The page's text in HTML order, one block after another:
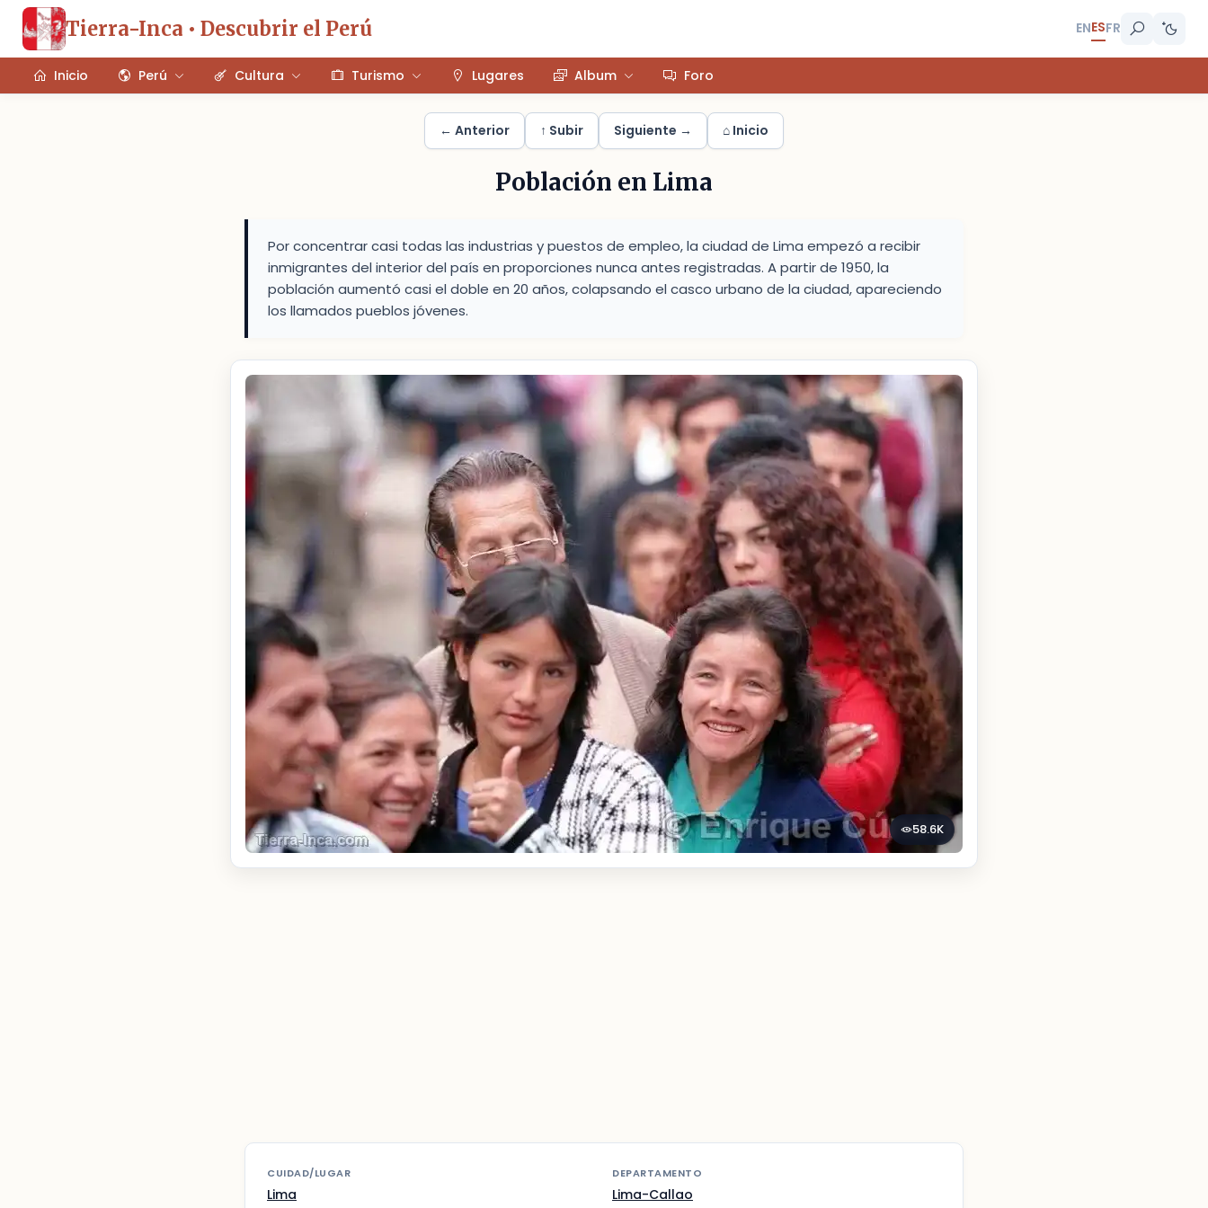
Tierra-Inca • Descubrir el Perú ENESFR
Inicio Perú Cultura Turismo Lugares Album Foro
← Anterior ↑ Subir Siguiente → ⌂ Inicio
Población en Lima
Por concentrar casi todas las industrias y puestos de empleo, la ciudad de Lima empezó a recibir
inmigrantes del interior del país en proporciones nunca antes registradas. A partir de 1950, la
población aumentó casi el doble en 20 años, colapsando el casco urbano de la ciudad, apareciendo
los llamados pueblos jóvenes.
58.6K
CUIDAD/LUGAR
Lima
DEPARTAMENTO
Lima-Callao